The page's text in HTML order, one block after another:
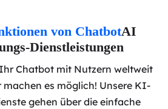
von ChatbotAI
Dienstleistungen
Chatbot mit Nutzern weltweit
machen es möglich! Unsere KI-
gehen über die einfache